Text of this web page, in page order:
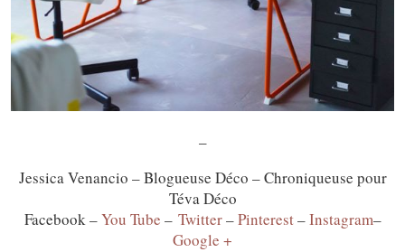
–
Jessica Venancio – Blogueuse Déco – Chroniqueuse pour
Téva Déco
Facebook –You Tube – Twitter–Pinterest–Instagram–
Google +